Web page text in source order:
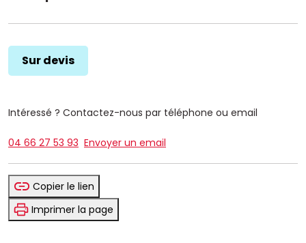
Sur devis
Intéressé ? Contactez-nous par téléphone ou email
04 66 27 53 93 Envoyer un email
Copier le lien
Imprimer la page